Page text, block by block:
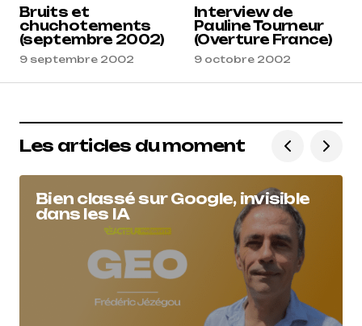
Bruits et
chuchotements
(septembre 2002)
9 septembre 2002
Interview de
Pauline Tourneur
(Overture France)
9 octobre 2002
Les articles du moment
Bien classé sur Google, invisible
dans les IA